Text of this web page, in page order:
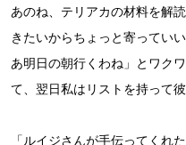
あのね、テリアカの材料を解
きたいからちょっと寄ってい
あ明日の朝行くわね」とワク
て、翌日私はリストを持って彼
「ルイジさんが手伝ってくれ